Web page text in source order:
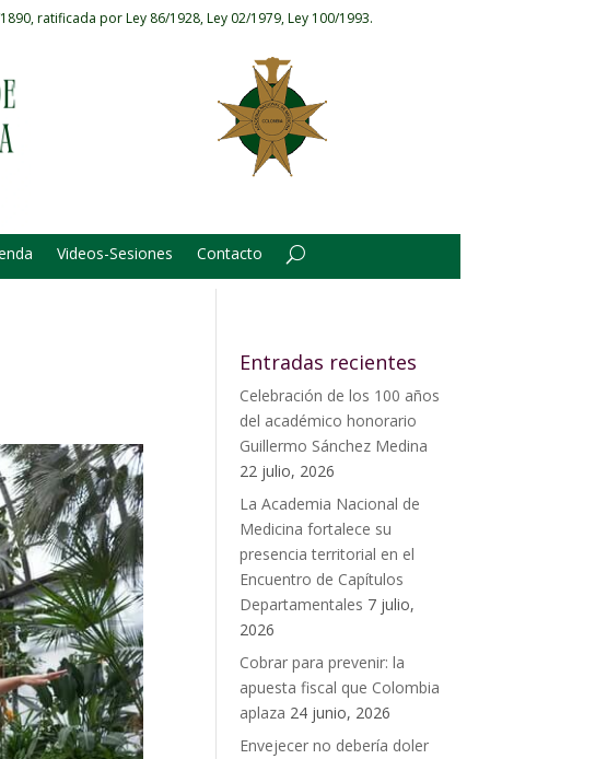
ratificada por Ley 86/1928, Ley 02/1979, Ley 100/1993.
Videos-Sesiones Contacto
Entradas recientes
Celebración de los 100 años
del académico honorario
Guillermo Sánchez Medina
22 julio, 2026
La Academia Nacional de
Medicina fortalece su
presencia territorial en el
Encuentro de Capítulos
Departamentales 7 julio,
2026
Cobrar para prevenir: la
apuesta fiscal que Colombia
aplaza 24 junio, 2026
Envejecer no debería doler